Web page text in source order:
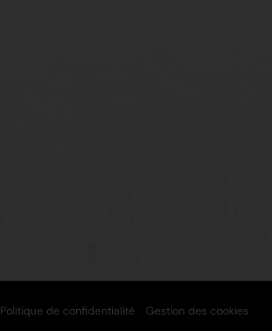
Politique de confidentialité Gestion des cookies